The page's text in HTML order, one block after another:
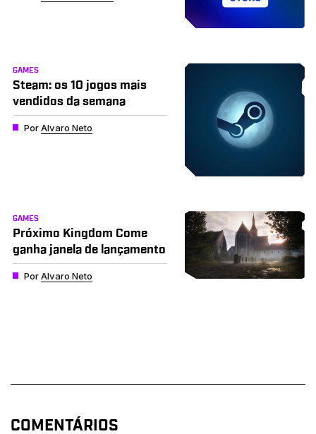
GAMES
Steam: os 10 jogos mais
vendidos da semana
PorAlvaro Neto
GAMES
Próximo Kingdom Come
ganha janela de lançamento
PorAlvaro Neto
COMENTÁRIOS